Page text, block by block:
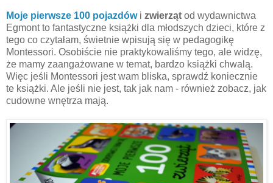
Moje pierwsze 100 pojazdówi zwierząt od wydawnictwa
Egmont to fantastyczne książki dla młodszych dzieci, które z
tego co czytałam, świetnie wpisują się w pedagogikę
Montessori. Osobiście nie praktykowaliśmy tego, ale widzę,
że mamy zaangażowane w temat, bardzo książki chwalą.
Więc jeśli Montessori jest wam bliska, sprawdź koniecznie
te książki. Ale jeśli nie jest, tak jak nam - również zobacz, jak
cudowne wnętrza mają.